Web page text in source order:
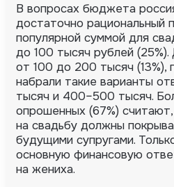
В вопросах бюджета
достаточно рациональный
популярной суммой для
до 100 тысяч рублей
от 100 до 200 тысяч (13%),
набрали такие варианты
тысяч и 400–500 тысяч.
опрошенных (67%)
на свадьбу должны
будущими супругами.
основную финансовую
на жениха.